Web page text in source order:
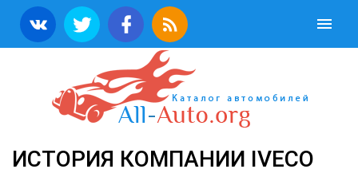
ИСТОРИЯ КОМПАНИИ IVECO